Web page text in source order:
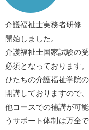
介護福祉士実務者研
開始しました。
介護福祉士国家試験の
必須となっております。
ひたちの介護福祉学院
開講しておりますので
他コースでの補講が可
うサポート体制は万全で